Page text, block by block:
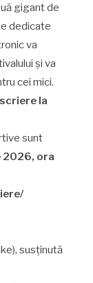
gigant de
dedicate
va
și va
cei mici.
la
sunt
2026, ora
susținută